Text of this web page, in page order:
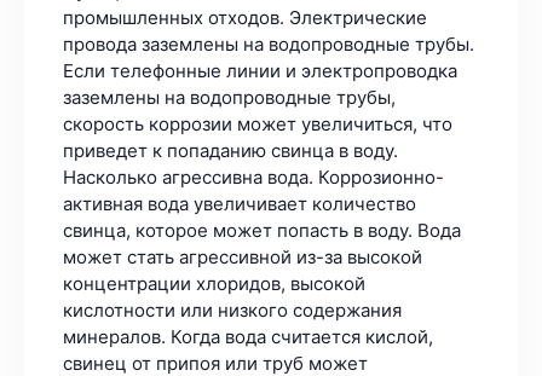
промышленных отходов. Электрические
провода заземлены на водопроводные трубы.
Если телефонные линии и электропроводка
заземлены на водопроводные трубы,
скорость коррозии может увеличиться, что
приведет к попаданию свинца в воду.
Насколько агрессивна вода. Коррозионно-
активная вода увеличивает количество
свинца, которое может попасть в воду. Вода
может стать агрессивной из-за высокой
концентрации хлоридов, высокой
кислотности или низкого содержания
минералов. Когда вода считается кислой,
свинец от припоя или труб может